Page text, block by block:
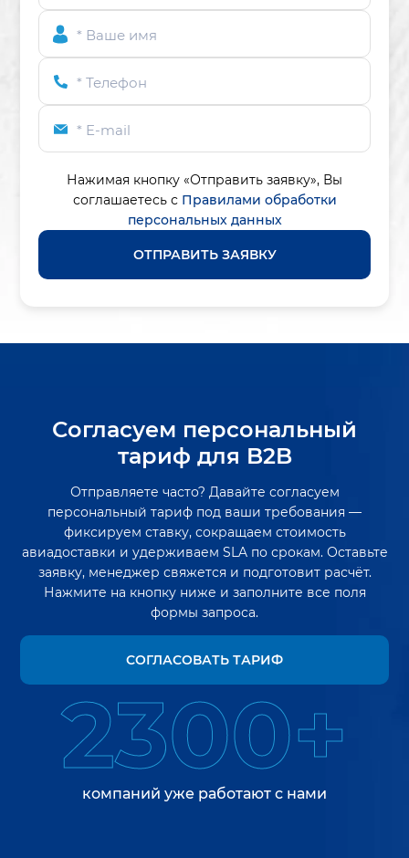
* Ваше имя
* Телефон
* E-mail
Нажимая кнопку «Отправить заявку», Вы
соглашаетесь с Правилами обработки
персональных данных
ОТПРАВИТЬ ЗАЯВКУ
Согласуем персональный
тариф для B2B
Отправляете часто? Давайте согласуем
персональный тариф под ваши требования —
фиксируем ставку, сокращаем стоимость
авиадоставки и удерживаем SLA по срокам. Оставьте
заявку, менеджер свяжется и подготовит расчёт.
Нажмите на кнопку ниже и заполните все поля
формы запроса.
СОГЛАСОВАТЬ ТАРИФ
2300+
компаний уже работают с нами